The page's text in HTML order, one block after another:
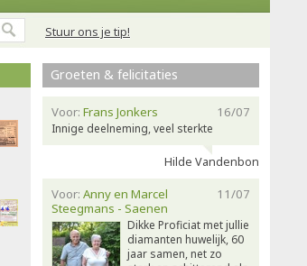
Stuur ons je tip!
Groeten & felicitaties
16/07
Voor: Frans Jonkers
Innige deelneming, veel sterkte
Hilde Vandenbon
11/07
Voor: Anny en Marcel
Steegmans - Saenen
Dikke Proficiat met jullie
diamanten huwelijk, 60
jaar samen, net zo